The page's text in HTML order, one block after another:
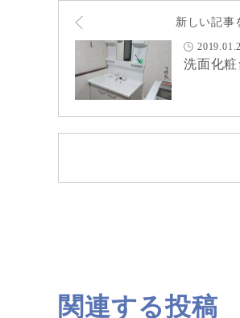
新しい記事
洗面化
関連する投稿